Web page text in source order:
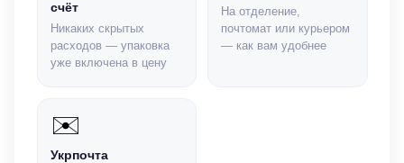
счёт
Никаких скрытых
расходов — упаковка
уже включена в цену
На отделение,
почтомат или курьером
— как вам удобнее
✉️
Укрпочта